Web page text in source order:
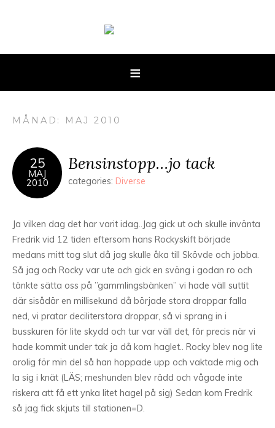
MÅNAD: MAJ 2010
25
MAJ
2010
Bensinstopp…jo tack
categories: Diverse
Ja vilken dag det har varit idag..Jag gick ut och skulle invänta
Fredrik vid 12 tiden eftersom hans Rockyskift började
medans mitt tog slut då jag skulle åka till Skövde och jobba.
Så jag och Rocky var ute och gick en sväng i godan ro och
tänkte sätta oss på ”gammlingsbänken” vi hade väll suttit
där sisådär en millisekund då började stora droppar falla
ned, vi pratar deciliterstora droppar, så vi sprang in i
busskuren för lite skydd och tur var väll det, för precis när vi
hade kommit under tak ja då kom haglet.. Rocky blev nog lite
orolig för min del så han hoppade upp och vaktade mig och
la sig i knät (LÄS; meshunden blev rädd och vågade inte
riskera att få ett ynka litet hagel på sig) Sedan kom Fredrik
så jag fick skjuts till stationen=D.